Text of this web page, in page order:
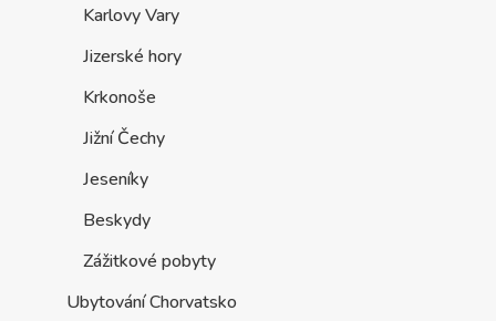
Karlovy Vary
Jizerské hory
Krkonoše
Jižní Čechy
Jeseníky
Beskydy
Zážitkové pobyty
Ubytování Chorvatsko